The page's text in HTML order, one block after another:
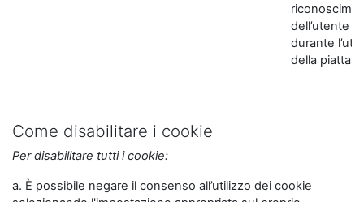
dell’utente
durante
della
Come disabilitare i cookie
Per disabilitare tutti i cookie:
a. È possibile negare il consenso all’utilizzo dei cookie